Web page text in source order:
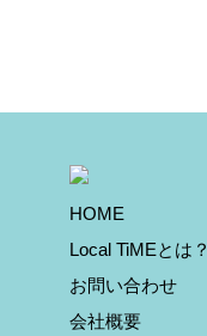
HOME
Local TiMEとは？
お問い合わせ
会社概要